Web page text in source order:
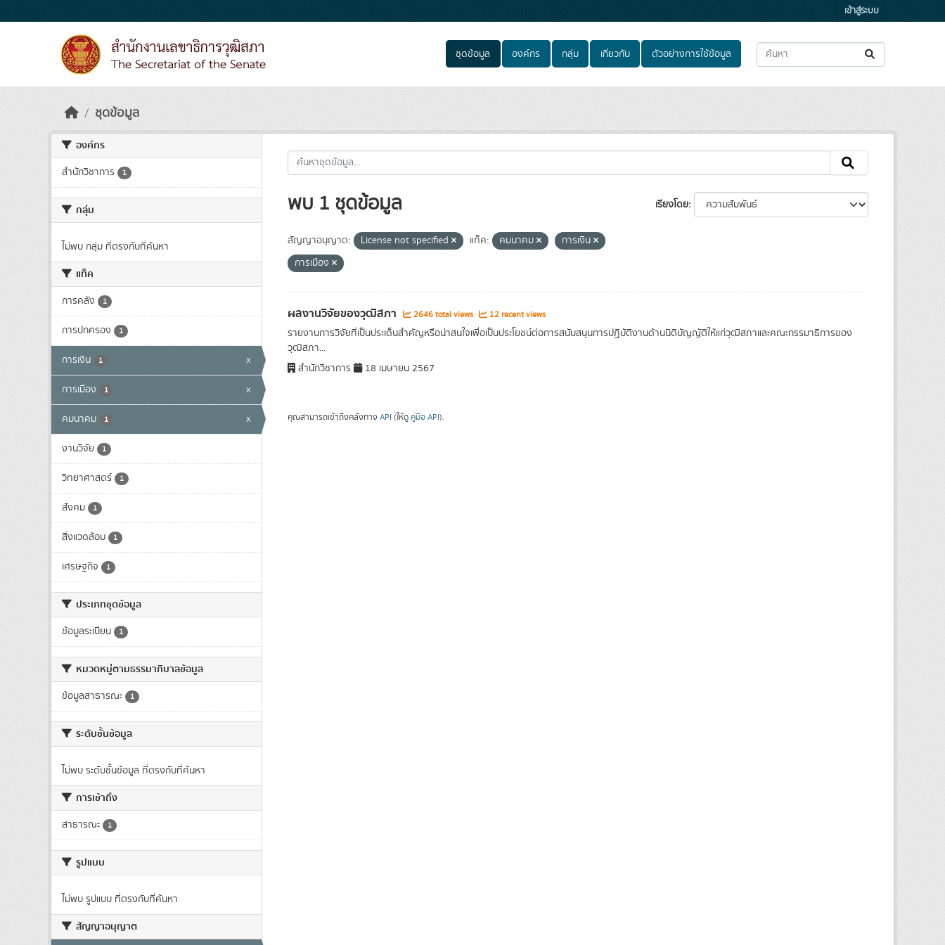
เข้าสู่ระบบ
ชุดข้อมูล องค์กร กลุ่ม เกี่ยวกับ ตัวอย่างการใช้ข้อมูล
ชุดข้อมูล
องค์กร
สำนักวิชาการ 1
กลุ่ม
ไม่พบ กลุ่ม ที่ตรงกับที่ค้นหา
แท็ค
การคลัง 1
การปกครอง 1
การเงิน 1 x
การเมือง 1 x
คมนาคม 1 x
งานวิจัย 1
วิทยาศาสตร์ 1
สังคม 1
สิ่งแวดล้อม 1
เศรษฐกิจ 1
ประเภทชุดข้อมูล
ข้อมูลระเบียน 1
หมวดหมู่ตามธรรมาภิบาลข้อมูล
ข้อมูลสาธารณะ 1
ระดับชั้นข้อมูล
ไม่พบ ระดับชั้นข้อมูล ที่ตรงกับที่ค้นหา
การเข้าถึง
สาธารณะ 1
รูปแบบ
ไม่พบ รูปแบบ ที่ตรงกับที่ค้นหา
สัญญาอนุญาต
เรียงโดย
พบ 1 ชุดข้อมูล
สัญญาอนุญาต: License not specified แท็ค: คมนาคม
การเงิน
การเมือง
ผลงานวิจัยของวุฒิสภา 2646 total views 12 recent views
รายงานการวิจัยที่เป็นประเด็นสำคัญหรือน่าสนใจเพื่อเป็นประโยชน์ต่อการสนับสนุนการปฏิบัติงานด้านนิติบัญญัติให้แก่วุฒิสภาและคณะกรรมาธิการของ
วุฒิสภา...
สำนักวิชาการ
18 เมษายน 2567
คุณสามารถเข้าถึงคลังทาง API (ให้ดู คู่มือ API).